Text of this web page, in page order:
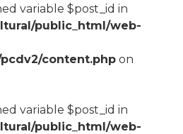
variable $post_id in
public_html/web-
content.phpon
variable $post_id in
public_html/web-